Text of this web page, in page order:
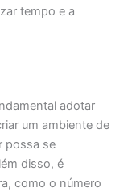
tempo e a
adotar
um ambiente de
possa se
disso, é
como o número